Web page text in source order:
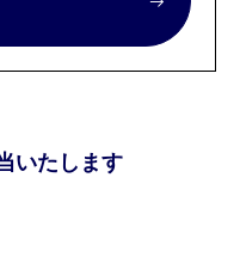
いたします